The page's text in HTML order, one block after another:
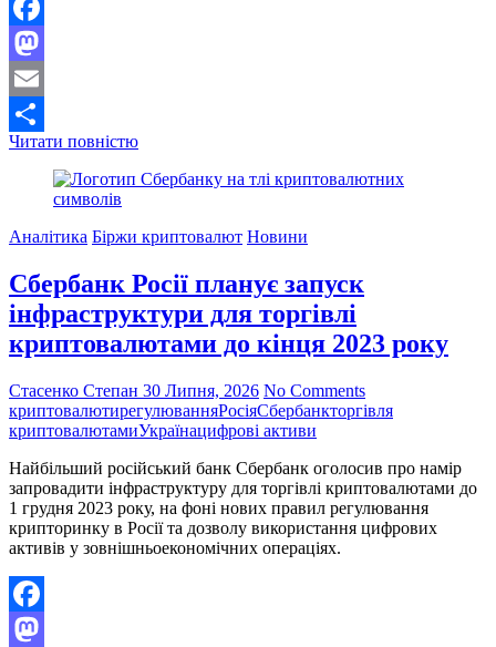
Facebook
Mastodon
Email
Поділитися
Читати повністюКриптовалюти
індикатор
обчислень:
попереджають
про
виклики
захисту
Аналітика Біржи криптовалют Новини
Сбербанк Росії планує запуск
інфраструктури для торгівлі
криптовалютами до кінця 2023 року
Стасенко Степан 30 Липня, 2026 No Comments
криптовалютирегулюванняРосіяСбербанкторгівля
криптовалютамиУкраїнацифрові активи
Найбільший російський банк Сбербанк оголосив про намір
запровадити інфраструктуру для торгівлі криптовалютами до
1 грудня 2023 року, на фоні нових правил регулювання
крипторинку в Росії та дозволу використання цифрових
активів у зовнішньоекономічних операціях.
Facebook